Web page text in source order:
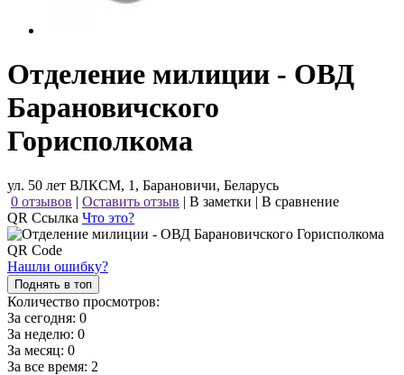
Отделение милиции - ОВД
Барановичского
Горисполкома
ул. 50 лет ВЛКСМ, 1, Барановичи, Беларусь
0 отзывов | Оставить отзыв | В заметки | В сравнение
QR Ссылка Что это?
Нашли ошибку?
Поднять в топ
Количество просмотров:
За сегодня: 0
За неделю: 0
За месяц: 0
За все время: 2